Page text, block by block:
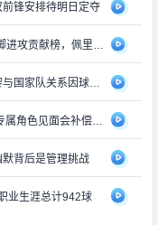
锋安排待明日定夺
德佩与奥亚萨瓦尔领跑2025欧洲国脚进攻贡献榜，佩里西奇紧随其后
法国队坚持登贝莱完全可出战，巴黎与国家队关系因球员伤情再度紧张
巴黎迪士尼公开致歉拉菲尼亚 安排专属角色见面会补偿受冷落经历
背后是管理挑战
业生涯总计942球